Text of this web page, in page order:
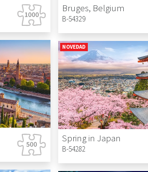
Bruges, Belgium
B-54329
NOVEDAD
Spring in Japan
B-54282